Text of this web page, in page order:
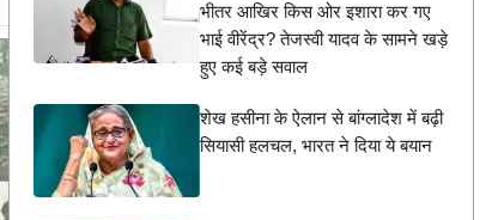
भीतर आखिर किस ओर इशारा कर गए
भाई वीरेंद्र? तेजस्वी यादव के सामने खड़े
हुए कई बड़े सवाल
शेख हसीना के ऐलान से बांग्लादेश में बढ़ी
सियासी हलचल, भारत ने दिया ये बयान